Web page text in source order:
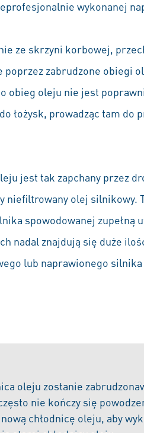
wykonanej
ze skrzyni korbowej,
poprzez zabrudzone obiegi
oleju nie jest
łożysk, prowadząc tam do
jest tak zapchany przez
niefiltrowany olej silnikowy.
spowodowanej zupełną
nadal znajdują się duże
lub naprawionego
oleju zostanie
nie kończy się
chłodnicę oleju, aby